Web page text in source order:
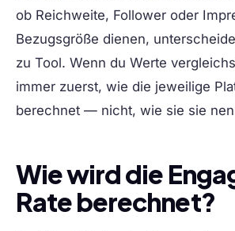
ob Reichweite, Follower oder
Bezugsgröße dienen,
zu Tool. Wenn du Werte
immer zuerst, wie die jeweilige
berechnet — nicht, wie sie sie
Wie wird die
Rate berechnet?